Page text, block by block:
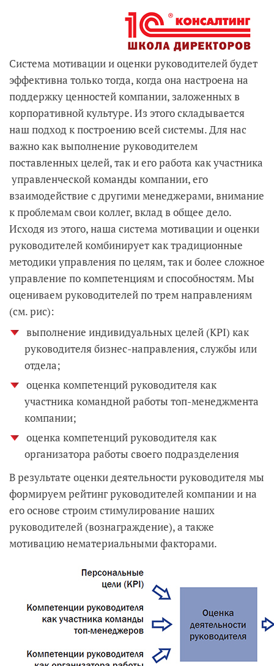
Система мотивации и оценки руководителей будет
эффективна только тогда, когда она настроена на
поддержку ценностей компании, заложенных в
корпоративной культуре. Из этого складывается
наш подход к построению всей системы. Для нас
важно как выполнение руководителем
поставленных целей, так и его работа как участника
управленческой команды компании, его
взаимодействие с другими менеджерами, внимание
к проблемам свои коллег, вклад в общее дело.
Исходя из этого, наша система мотивации и оценки
руководителей комбинирует как традиционные
методики управления по целям, так и более сложное
управление по компетенциям и способностям. Мы
оцениваем руководителей по трем направлениям
(см. рис):
выполнение индивидуальных целей (KPI) как
руководителя бизнес-направления, службы или
отдела;
оценка компетенций руководителя как
участника командной работы топ-менеджмента
компании;
оценка компетенций руководителя как
организатора работы своего подразделения
В результате оценки деятельности руководителя мы
формируем рейтинг руководителей компании и на
его основе строим стимулирование наших
руководителей (вознаграждение), а также
мотивацию нематериальными факторами.